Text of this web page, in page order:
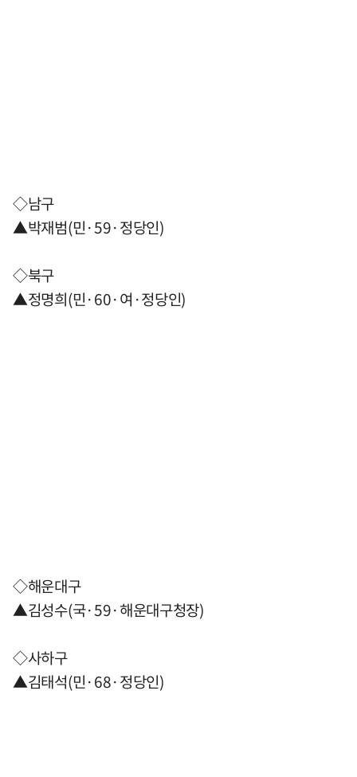
◇남구
▲박재범(민·59·정당인)
◇북구
▲정명희(민·60·여·정당인)
◇해운대구
▲김성수(국·59·해운대구청장)
◇사하구
▲김태석(민·68·정당인)